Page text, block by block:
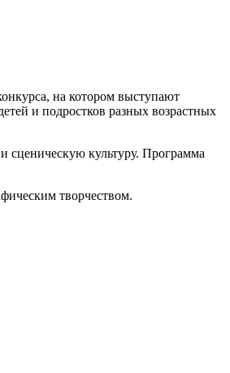
на котором выступают
и подростков разных возрастных
сценическую культуру. Программа
творчеством.